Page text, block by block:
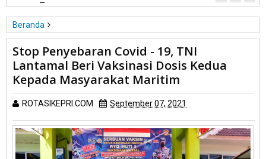
Beranda
TNI-AL
Stop Penyebaran Covid - 19, TNI Lantamal Beri Vaksinasi Dosis
Kedua Kepada Masyarakat Maritim
Stop Penyebaran Covid - 19, TNI
Lantamal Beri Vaksinasi Dosis Kedua
Kepada Masyarakat Maritim
ROTASIKEPRI.COM September 07, 2021